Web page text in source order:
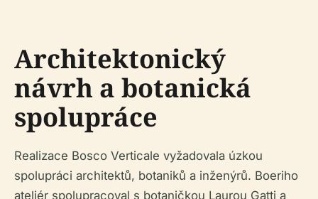
Architektonický
návrh a botanická
spolupráce
Realizace Bosco Verticale vyžadovala úzkou
spolupráci architektů, botaniků a inženýrů. Boeriho
ateliér spolupracoval s botaničkou Laurou Gatti a